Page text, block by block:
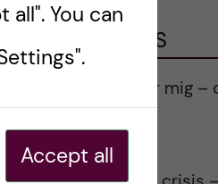
LATEST POSTS
Ett varmt tack för mig
tack till alla!
2023-02-28
You can
Accept all